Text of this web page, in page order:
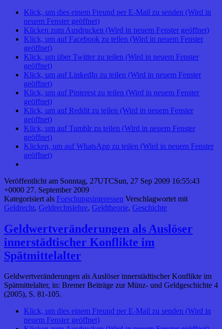
Klick, um dies einem Freund per E-Mail zu senden (Wird in
neuem Fenster geöffnet)
Klicken zum Ausdrucken (Wird in neuem Fenster geöffnet)
Klick, um auf Facebook zu teilen (Wird in neuem Fenster
geöffnet)
Klick, um über Twitter zu teilen (Wird in neuem Fenster
geöffnet)
Klick, um auf LinkedIn zu teilen (Wird in neuem Fenster
geöffnet)
Klick, um auf Pinterest zu teilen (Wird in neuem Fenster
geöffnet)
Klick, um auf Reddit zu teilen (Wird in neuem Fenster
geöffnet)
Klick, um auf Tumblr zu teilen (Wird in neuem Fenster
geöffnet)
Klicken, um auf WhatsApp zu teilen (Wird in neuem Fenster
geöffnet)
Veröffentlicht am Sonntag, 27UTCSun, 27 Sep 2009 16:55:43
+0000 27. September 2009
Kategorisiert als Forschungsinteressen Verschlagwortet mit
Geldrecht, Geldrechtslehre, Geldtheorie, Geschichte
Geldwertveränderungen als Auslöser
innerstädtischer Konflikte im
Spätmittelalter
Geldwertveränderungen als Auslöser innerstädtischer Konflikte im
Spätmittelalter, in: Bremer Beiträge zur Münz- und Geldgeschichte 4
(2005), S. 81-105.
Klick, um dies einem Freund per E-Mail zu senden (Wird in
neuem Fenster geöffnet)